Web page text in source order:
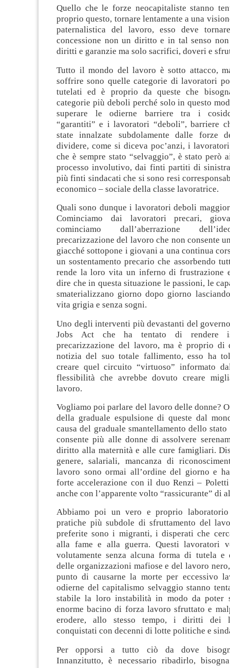
Quello che le forze neocapitaliste stanno
proprio questo, tornare lentamente a una
paternalistica del lavoro, esso deve
concessione non un diritto e in tal senso
diritti e garanzie ma solo sacrifici, doveri e
Tutto il mondo del lavoro è sotto attacco,
soffrire sono quelle categorie di lavoratori
tutelati ed è proprio da queste che
categorie più deboli perché solo in questo
superare le odierne barriere tra i
“garantiti” e i lavoratori “deboli”, barriere
state innalzate subdolamente dalle forze
dividere, come si diceva poc’anzi, i
che è sempre stato “selvaggio”, è stato però
processo involutivo, dai finti partiti di
più finti sindacati che si sono resi
economico – sociale della classe lavoratrice.
Quali sono dunque i lavoratori deboli
Cominciamo dai lavoratori precari,
cominciamo dall’aberrazione
precarizzazione del lavoro che non consente
giacché sottopone i giovani a una continua
un sostentamento precario che assorbendo
rende la loro vita un inferno di frustrazione
dire che in questa situazione le passioni, le
smaterializzano giorno dopo giorno
vita grigia e senza sogni.
Uno degli interventi più devastanti del
Jobs Act che ha tentato di rendere
precarizzazione del lavoro, ma è proprio di
notizia del suo totale fallimento, esso ha
creare quel circuito “virtuoso” informato
flessibilità che avrebbe dovuto creare
lavoro.
Vogliamo poi parlare del lavoro delle donne?
della graduale espulsione di queste dal
causa del graduale smantellamento dello
consente più alle donne di assolvere
diritto alla maternità e alle cure famigliari.
genere, salariali, mancanza di
lavoro sono ormai all’ordine del giorno e
forte accelerazione con il duo Renzi –
anche con l’apparente volto “rassicurante” di
Abbiamo poi un vero e proprio
pratiche più subdole di sfruttamento del
preferite sono i migranti, i disperati che
alla fame e alla guerra. Questi lavoratori
volutamente senza alcuna forma di tutela
delle organizzazioni mafiose e del lavoro
punto di causarne la morte per eccessivo
odierne del capitalismo selvaggio stanno
stabile la loro instabilità in modo da poter
enorme bacino di forza lavoro sfruttato e
erodere, allo stesso tempo, i diritti dei
conquistati con decenni di lotte politiche e
Per opporsi a tutto ciò da dove
Innanzitutto, è necessario ribadirlo,